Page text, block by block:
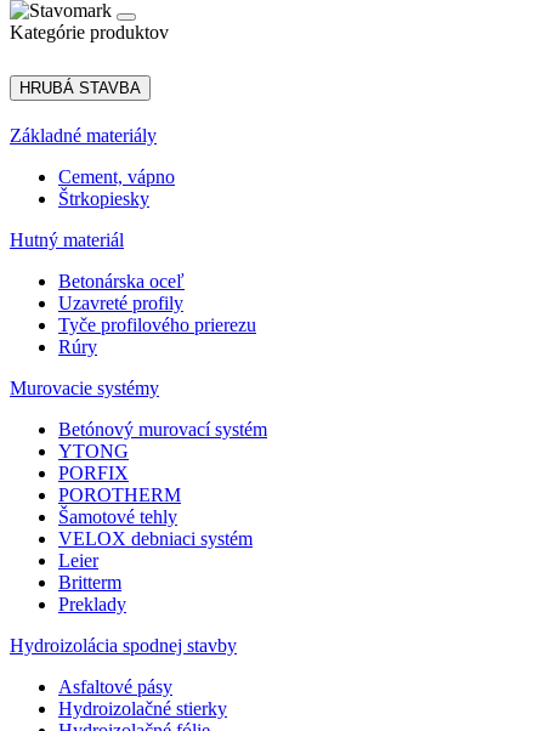
Kategórie produktov
HRUBÁ STAVBA
Základné materiály
Cement, vápno
Štrkopiesky
Hutný materiál
Betonárska oceľ
Uzavreté profily
Tyče profilového prierezu
Rúry
Murovacie systémy
Betónový murovací systém
YTONG
PORFIX
POROTHERM
Šamotové tehly
VELOX debniaci systém
Leier
Britterm
Preklady
Hydroizolácia spodnej stavby
Asfaltové pásy
Hydroizolačné stierky